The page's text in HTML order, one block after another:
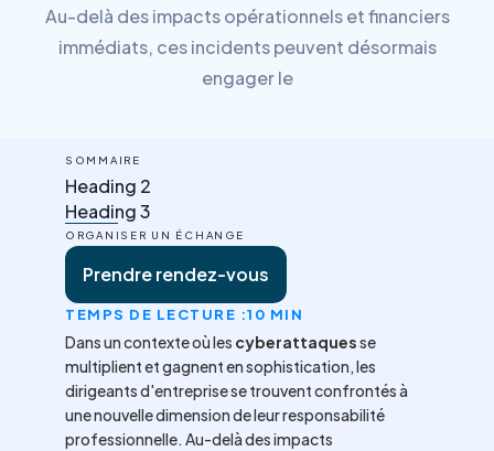
Au-delà des impacts opérationnels et financiers
immédiats, ces incidents peuvent désormais
engager le
SOMMAIRE
Heading 2
Heading 3
ORGANISER UN ÉCHANGE
Prendre rendez-vous
TEMPS DE LECTURE :10 MIN
Dans un contexte où les cyberattaquesse
multiplient et gagnent en sophistication, les
dirigeants d'entreprise se trouvent confrontés à
une nouvelle dimension de leur responsabilité
professionnelle. Au-delà des impacts